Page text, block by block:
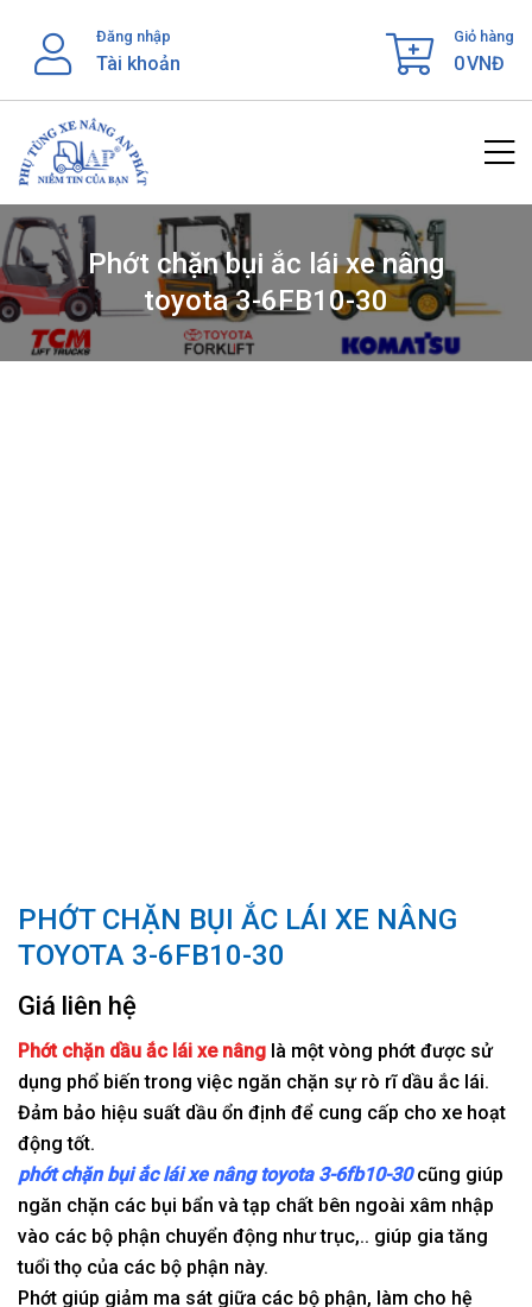
content
Đăng nhập
Tài khoản
Giỏ hàng
0VNĐ
Phớt chặn bụi ắc lái xe nâng
toyota 3-6FB10-30
PHỚT CHẶN BỤI ẮC LÁI XE NÂNG
TOYOTA 3-6FB10-30
Giá liên hệ
Phớt chặn dầu ắc lái xe nâng là một vòng phớt được sử
dụng phổ biến trong việc ngăn chặn sự rò rĩ dầu ắc lái.
Đảm bảo hiệu suất dầu ổn định để cung cấp cho xe hoạt
động tốt.
phớt chặn bụi ắc lái xe nâng toyota 3-6fb10-30cũng giúp
ngăn chặn các bụi bẩn và tạp chất bên ngoài xâm nhập
vào các bộ phận chuyển động như trục,.. giúp gia tăng
tuổi thọ của các bộ phận này.
Phớt giúp giảm ma sát giữa các bộ phận, làm cho hệ